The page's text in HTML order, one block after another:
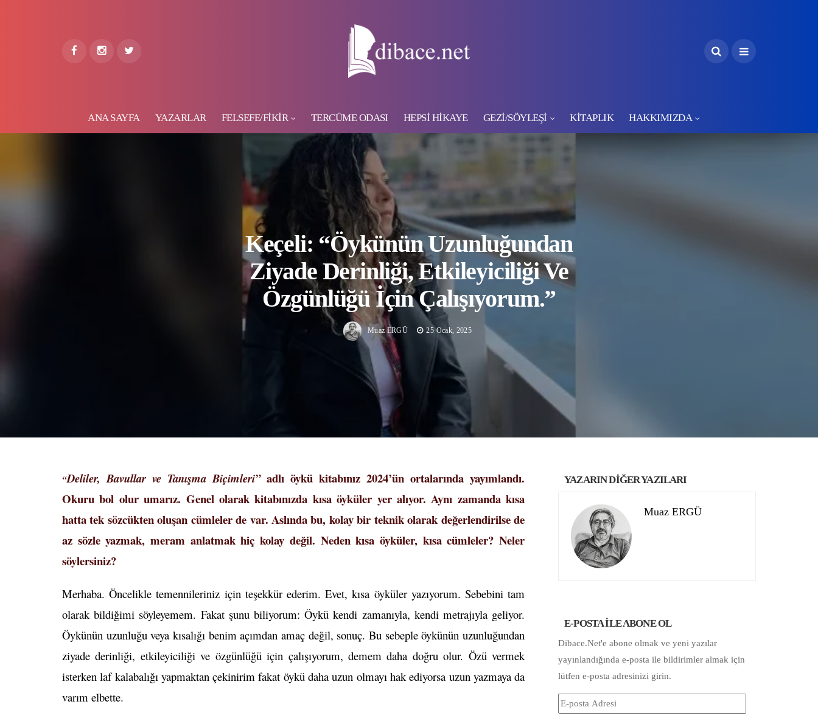
ANA SAYFA YAZARLAR FELSEFE/FİKİR TERCÜME ODASI HEPSİ HİKAYE GEZİ/SÖYLEŞİ KİTAPLIK HAKKIMIZDA
Keçeli: “Öykünün Uzunluğundan
Ziyade Derinliği, Etkileyiciliği Ve
Özgünlüğü İçin Çalışıyorum.”
Muaz ERGÜ 25 Ocak, 2025
“Deliler, Bavullar ve Tanışma Biçimleri”adlı öykü kitabınız 2024’ün ortalarında yayımlandı.
Okuru bol olur umarız. Genel olarak kitabınızda kısa öyküler yer alıyor. Aynı zamanda kısa
hatta tek sözcükten oluşan cümleler de var. Aslında bu, kolay bir teknik olarak değerlendirilse de
az sözle yazmak, meram anlatmak hiç kolay değil. Neden kısa öyküler, kısa cümleler? Neler
söylersiniz?
Merhaba. Öncelikle temennileriniz için teşekkür ederim. Evet, kısa öyküler yazıyorum. Sebebini tam
olarak bildiğimi söyleyemem. Fakat şunu biliyorum: Öykü kendi zamanıyla, kendi metrajıyla geliyor.
Öykünün uzunluğu veya kısalığı benim açımdan amaç değil, sonuç. Bu sebeple öykünün uzunluğundan
ziyade derinliği, etkileyiciliği ve özgünlüğü için çalışıyorum, demem daha doğru olur. Özü vermek
isterken laf kalabalığı yapmaktan çekinirim fakat öykü daha uzun olmayı hak ediyorsa uzun yazmaya da
varım elbette.
YAZARIN DİĞER YAZILARI
Muaz ERGÜ
E-POSTA ILE ABONE OL
Dibace.Net'e abone olmak ve yeni yazılar
yayınlandığında e-posta ile bildirimler almak için
lütfen e-posta adresinizi girin.
E-